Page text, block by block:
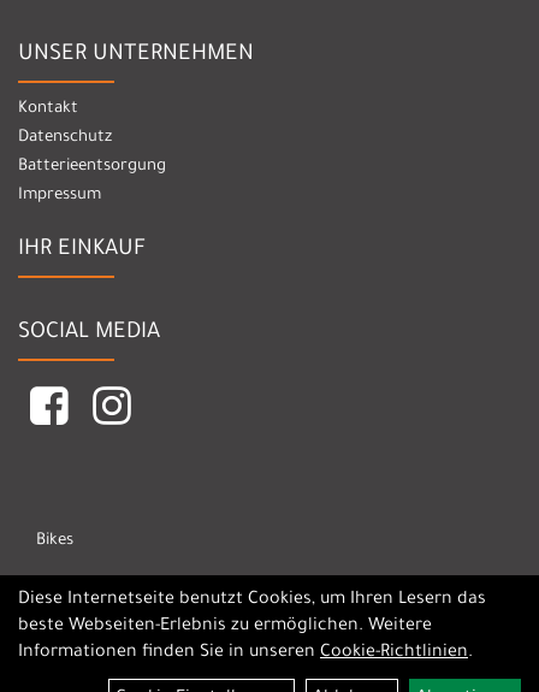
UNSER UNTERNEHMEN
Kontakt
Datenschutz
Batterieentsorgung
Impressum
IHR EINKAUF
SOCIAL MEDIA
Bikes
Marken
Diese Internetseite benutzt Cookies, um Ihren Lesern das
beste Webseiten-Erlebnis zu ermöglichen. Weitere
Informationen finden Sie in unseren Cookie-Richtlinien.